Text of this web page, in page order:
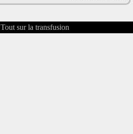
Tout sur la transfusion